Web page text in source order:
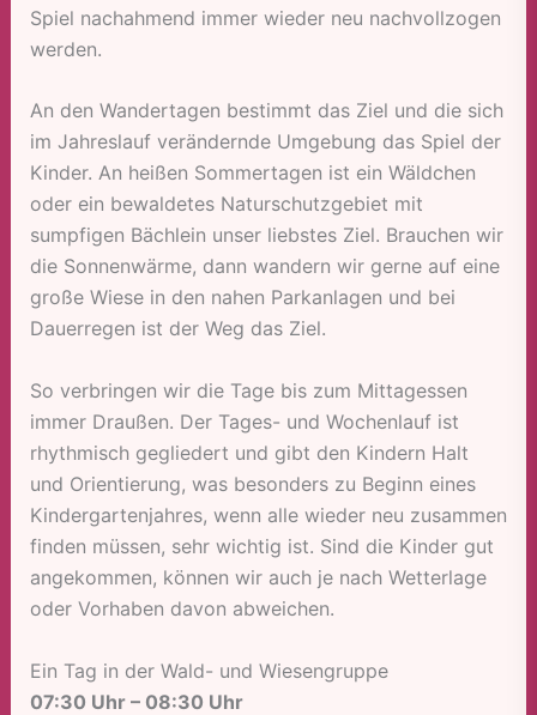
Spiel nachahmend immer wieder neu nachvollzogen
werden.
An den Wandertagen bestimmt das Ziel und die sich
im Jahreslauf verändernde Umgebung das Spiel der
Kinder. An heißen Sommertagen ist ein Wäldchen
oder ein bewaldetes Naturschutzgebiet mit
sumpfigen Bächlein unser liebstes Ziel. Brauchen wir
die Sonnenwärme, dann wandern wir gerne auf eine
große Wiese in den nahen Parkanlagen und bei
Dauerregen ist der Weg das Ziel.
So verbringen wir die Tage bis zum Mittagessen
immer Draußen. Der Tages- und Wochenlauf ist
rhythmisch gegliedert und gibt den Kindern Halt
und Orientierung, was besonders zu Beginn eines
Kindergartenjahres, wenn alle wieder neu zusammen
finden müssen, sehr wichtig ist. Sind die Kinder gut
angekommen, können wir auch je nach Wetterlage
oder Vorhaben davon abweichen.
Ein Tag in der Wald- und Wiesengruppe
07:30 Uhr – 08:30 Uhr